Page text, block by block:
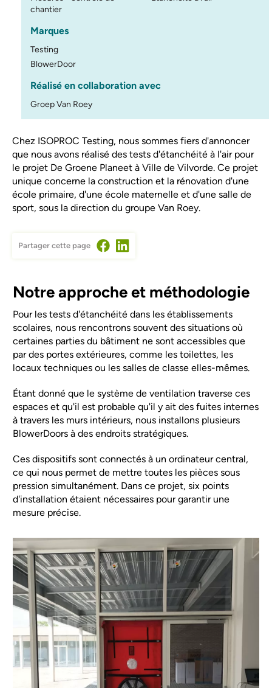
chantier
Marques
Testing
BlowerDoor
Réalisé en collaboration avec
Groep Van Roey
Chez ISOPROC Testing, nous sommes fiers d'annoncer
que nous avons réalisé des tests d'étanchéité à l'air pour
le projet De Groene Planeet à Ville de Vilvorde. Ce projet
unique concerne la construction et la rénovation d'une
école primaire, d'une école maternelle et d'une salle de
sport, sous la direction du groupe Van Roey.
Partager cette page
Notre approche et méthodologie
Pour les tests d'étanchéité dans les établissements
scolaires, nous rencontrons souvent des situations où
certaines parties du bâtiment ne sont accessibles que
par des portes extérieures, comme les toilettes, les
locaux techniques ou les salles de classe elles-mêmes.
Étant donné que le système de ventilation traverse ces
espaces et qu'il est probable qu'il y ait des fuites internes
à travers les murs intérieurs, nous installons plusieurs
BlowerDoors à des endroits stratégiques.
Ces dispositifs sont connectés à un ordinateur central,
ce qui nous permet de mettre toutes les pièces sous
pression simultanément. Dans ce projet, six points
d'installation étaient nécessaires pour garantir une
mesure précise.